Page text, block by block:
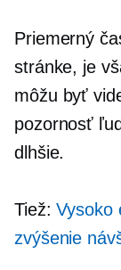
Priemerný
stránke, je
môžu byť
pozornosť
dlhšie.
Tiež:Vysoko
zvýšenie